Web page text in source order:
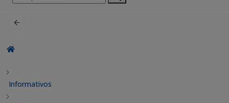
por:
Informativos